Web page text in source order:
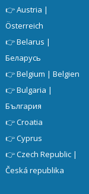
👉Austria |
Österreich
👉Belarus |
Беларусь
👉Belgium | Belgien
👉Bulgaria |
България
👉Croatia
👉Cyprus
👉Czech Republic |
Česká republika